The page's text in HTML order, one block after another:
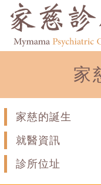
家
家慈的誕生
就醫資訊
診所位址